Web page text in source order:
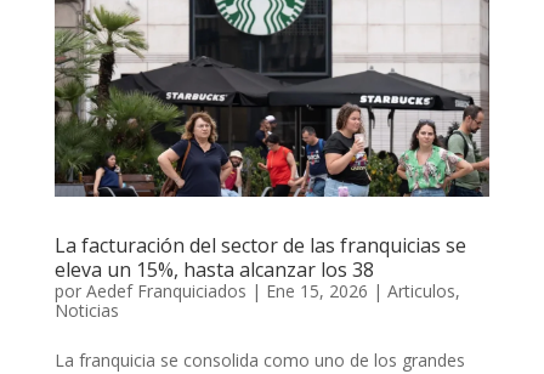
La facturación del sector de las franquicias se
eleva un 15%, hasta alcanzar los 38
por Aedef Franquiciados | Ene 15, 2026 | Articulos,
Noticias
La franquicia se consolida como uno de los grandes